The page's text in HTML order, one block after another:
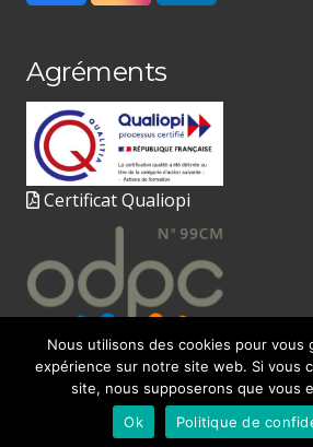
Agréments
Certificat Qualiopi
© 2020 FORM’IDELpar
Nous utilisons des cookies pour vous
expérience sur notre site web. Si vous
site, nous supposerons que vous
Ok
Politique de